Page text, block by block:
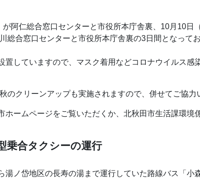
阿仁総合窓口センターと市役所本庁舎裏、10月10日
総合窓口センターと市役所本庁舎裏の3日間となって
置していますので、マスク着用などコロナウイルス感
のクリーンアップも実施されますので、併せてご協力
ホームページをご覧いただくか、北秋田市生活課環境
乗合タクシーの運行
湯ノ岱地区の長寿の湯まで運行していた路線バス「小